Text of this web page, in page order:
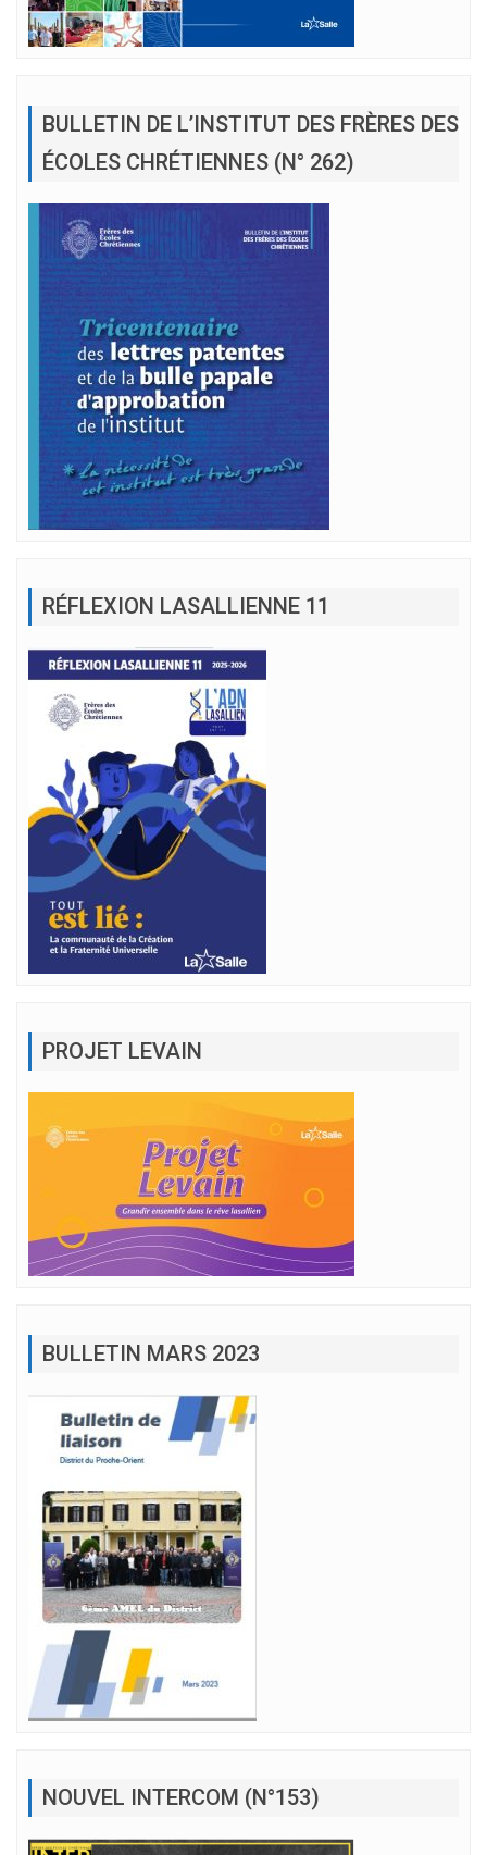
BULLETIN DE L’INSTITUT DES FRÈRES DES
ÉCOLES CHRÉTIENNES (N° 262)
RÉFLEXION LASALLIENNE 11
PROJET LEVAIN
BULLETIN MARS 2023
NOUVEL INTERCOM (N°153)